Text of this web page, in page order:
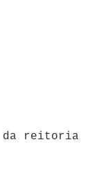
da reitoria